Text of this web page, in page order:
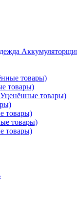
товары)
товары)
товары)
товары)
товары)
товары)